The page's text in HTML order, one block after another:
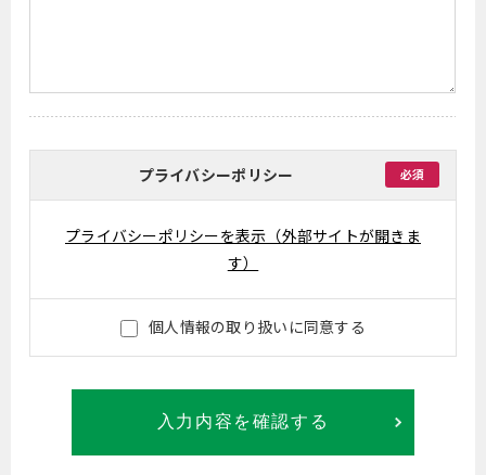
プライバシーポリシー 必須
プライバシーポリシーを表示（外部サイトが開きま
す）
個人情報の取り扱いに同意する
入力内容を確認する